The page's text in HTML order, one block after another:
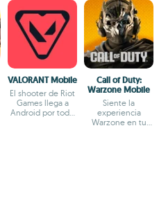
VALORANT Mobile
El shooter de Riot
Games llega a
Android por todo
Call of Duty:
Warzone Mobile
Siente la
experiencia
Warzone en tu